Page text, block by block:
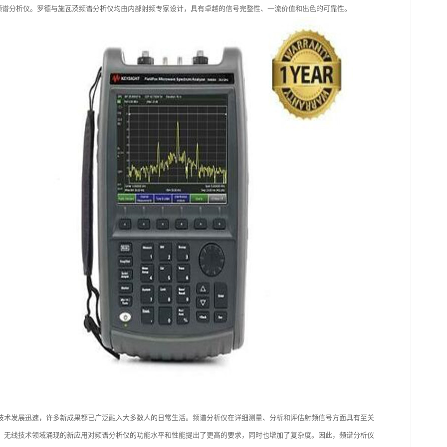
谱分析仪。罗德与施瓦茨频谱分析仪均由内部射频专家设计，具有卓越的信号完整性、一流价值和出色的可靠性。
术发展迅速，许多新成果都已广泛融入大多数人的日常生活。频谱分析仪在详细测量、分析和评估射频信号方面具有至关
无线技术领域涌现的新应用对频谱分析仪的功能水平和性能提出了更高的要求，同时也增加了复杂度。因此，频谱分析仪